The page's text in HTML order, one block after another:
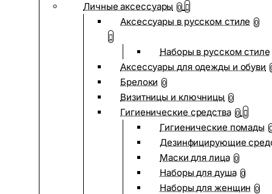
Личные аксессуары 0
Аксессуары в русском стиле 0
Наборы в русском стиле
Аксессуары для одежды и обуви
Брелоки 0
Визитницы и ключницы 0
Гигиенические средства 0
Гигиенические помады
Дезинфицирующие
Маски для лица 0
Наборы для душа 0
Наборы для женщин 0